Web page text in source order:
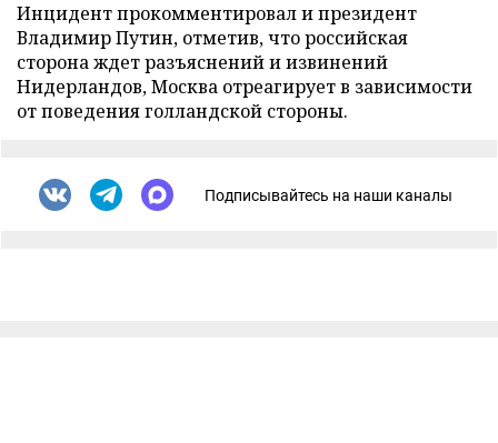
Инцидент прокомментировал и президент
Владимир Путин, отметив, что российская
сторона ждет разъяснений и извинений
Нидерландов, Москва отреагирует в зависимости
от поведения голландской стороны.
Подписывайтесь на наши каналы